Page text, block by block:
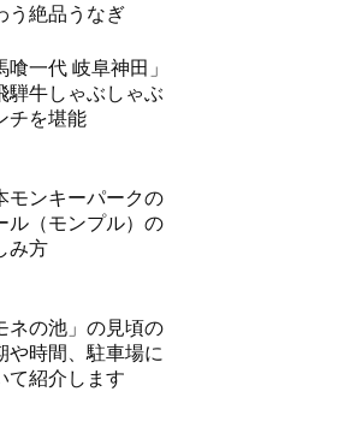
う絶品うなぎ
喰一代 岐阜神田」
騨牛しゃぶしゃぶ
チを堪能
モンキーパークの
ル（モンプル）の
み方
ネの池」の見頃の
や時間、駐車場に
て紹介します